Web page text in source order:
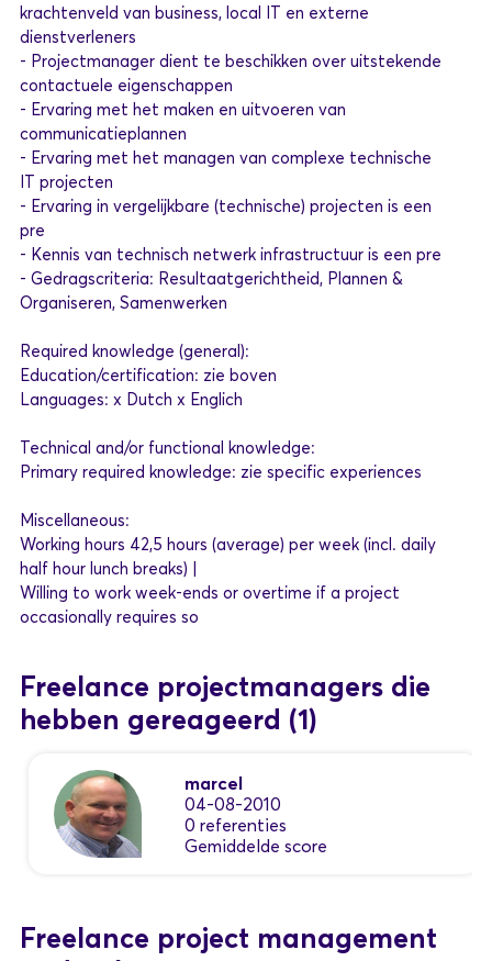
krachtenveld van business, local IT en externe
dienstverleners
- Projectmanager dient te beschikken over uitstekende
contactuele eigenschappen
- Ervaring met het maken en uitvoeren van
communicatieplannen
- Ervaring met het managen van complexe technische
IT projecten
- Ervaring in vergelijkbare (technische) projecten is een
pre
- Kennis van technisch netwerk infrastructuur is een pre
- Gedragscriteria: Resultaatgerichtheid, Plannen &
Organiseren, Samenwerken
Required knowledge (general):
Education/certification: zie boven
Languages: x Dutch x Englich
Technical and/or functional knowledge:
Primary required knowledge: zie specific experiences
Miscellaneous:
Working hours 42,5 hours (average) per week (incl. daily
half hour lunch breaks) |
Willing to work week-ends or overtime if a project
occasionally requires so
Freelance projectmanagers die
hebben gereageerd (1)
marcel
04-08-2010
0 referenties
Gemiddelde score
Freelance project management